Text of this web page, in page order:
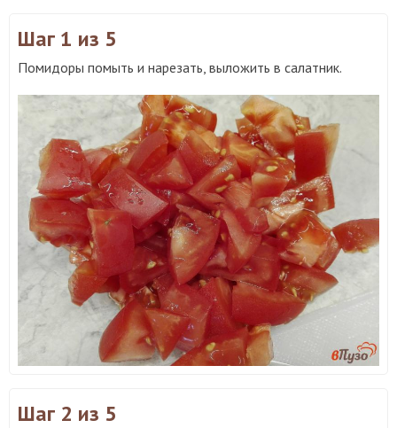
Шаг 1 из 5
Помидоры помыть и нарезать, выложить в салатник.
Шаг 2 из 5